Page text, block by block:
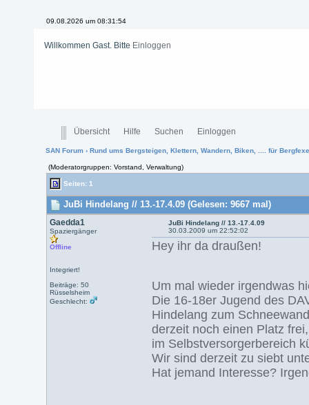
09.08.2026 um 08:31:54
Willkommen Gast. Bitte Einloggen
Übersicht Hilfe Suchen Einloggen
SAN Forum › Rund ums Bergsteigen, Klettern, Wandern, Biken, .... für
(Moderatorgruppen: Vorstand, Verwaltung)
Seiten: 1
JuBi Hindelang // 13.-17.4.09 (Gelesen: 9667 mal)
Gaedda1
Spaziergänger
Offline
Integriert!
Beiträge: 50
Rüsselsheim
Geschlecht:
JuBi Hindelang // 13.-17.4.09
30.03.2009 um 22:52:02
Hey ihr da draußen!
Um mal wieder irgendwas
Die 16-18er Jugend des
Hindelang zum
derzeit noch einen Platz
im Selbstversorgerbereich
Wir sind derzeit zu siebt
Hat jemand Interesse?